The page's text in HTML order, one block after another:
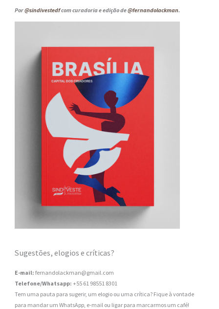
Por@sindivestedfcom curadoria e edição de@fernandolackman.
Sugestões, elogios e críticas?
E-mail: fernandolackman@gmail.com
Telefone/Whatsapp: +55 61 98551 8301
Tem uma pauta para sugerir, um elogio ou uma crítica? Fique à vontade
para mandar um WhatsApp, e-mail ou ligar para marcarmos um café!